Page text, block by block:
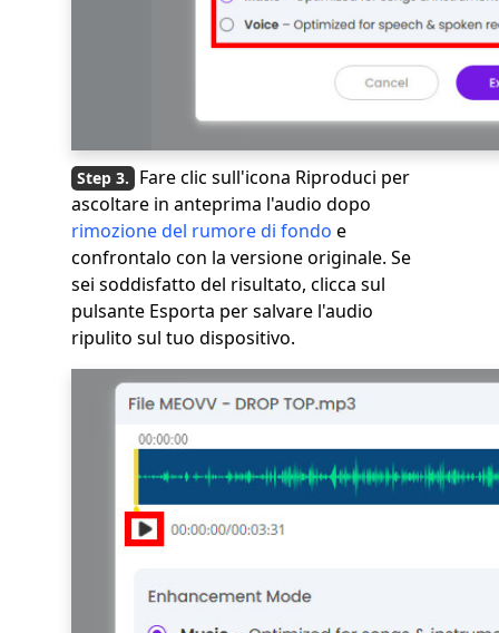
Fare clic sull'icona Riproduci per
ascoltare in anteprima l'audio dopo
rimozione del rumore di fondo e
confrontalo con la versione originale. Se
sei soddisfatto del risultato, clicca sul
pulsante Esporta per salvare l'audio
ripulito sul tuo dispositivo.